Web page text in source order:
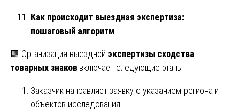
Как происходит выездная экспертиза:
пошаговый алгоритм
🟩 Организация выездной экспертизы сходства
товарных знаков включает следующие этапы:
Заказчик направляет заявку с указанием региона и
объектов исследования.